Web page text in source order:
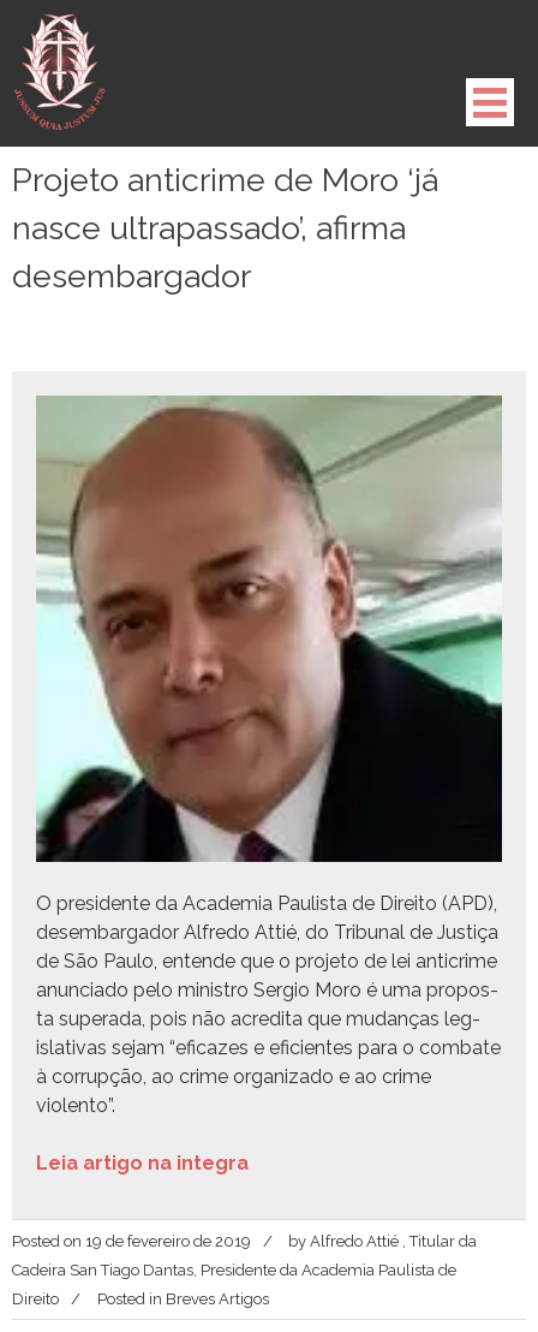
para
conteúdo
Projeto anticrime de Moro ‘já
nasce ultrapassado’, afirma
desembargador
O pres­i­dente da Acad­e­mia Paulista de Dire­ito (APD),
desem­bar­gador Alfre­do Attié, do Tri­bunal de Justiça
de São Paulo, entende que o pro­je­to de lei anti­crime
anun­ci­a­do pelo min­istro Ser­gio Moro é uma pro­pos­
ta super­a­da, pois não acred­i­ta que mudanças leg­
isla­ti­vas sejam “efi­cazes e efi­cientes para o com­bate
à cor­rupção, ao crime orga­ni­za­do e ao crime
violento”.
Leia arti­go na integra
Posted on 19 de fevereiro de 2019 by Alfredo Attié , Titular da
Cadeira San Tiago Dantas, Presidente da Academia Paulista de
Direito
Posted in Breves Artigos